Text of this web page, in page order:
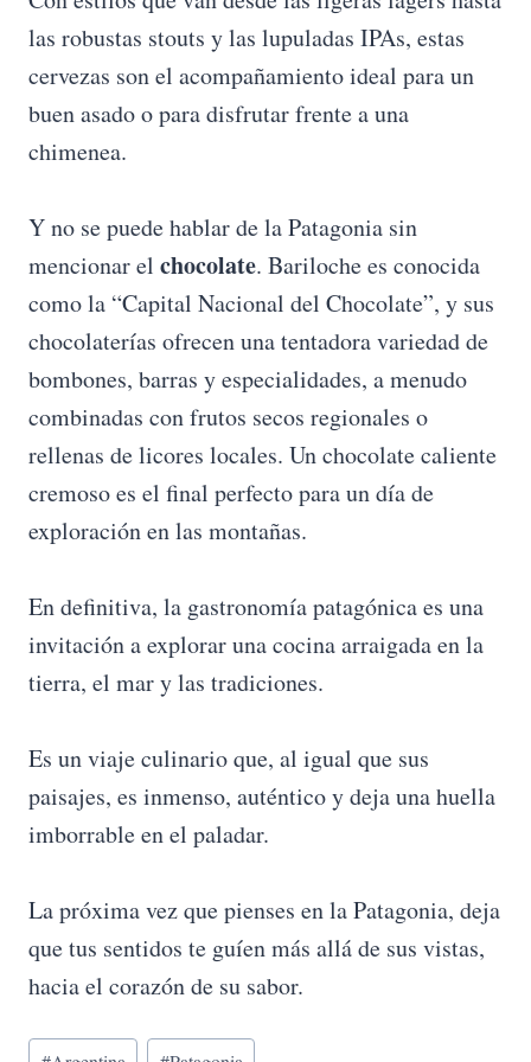
las robustas stouts y las lupuladas IPAs, estas
cervezas son el acompañamiento ideal para un
buen asado o para disfrutar frente a una
chimenea.
Y no se puede hablar de la Patagonia sin
mencionar el chocolate. Bariloche es conocida
como la “Capital Nacional del Chocolate”, y sus
chocolaterías ofrecen una tentadora variedad de
bombones, barras y especialidades, a menudo
combinadas con frutos secos regionales o
rellenas de licores locales. Un chocolate caliente
cremoso es el final perfecto para un día de
exploración en las montañas.
En definitiva, la gastronomía patagónica es una
invitación a explorar una cocina arraigada en la
tierra, el mar y las tradiciones.
Es un viaje culinario que, al igual que sus
paisajes, es inmenso, auténtico y deja una huella
imborrable en el paladar.
La próxima vez que pienses en la Patagonia, deja
que tus sentidos te guíen más allá de sus vistas,
hacia el corazón de su sabor.
Etiquetas